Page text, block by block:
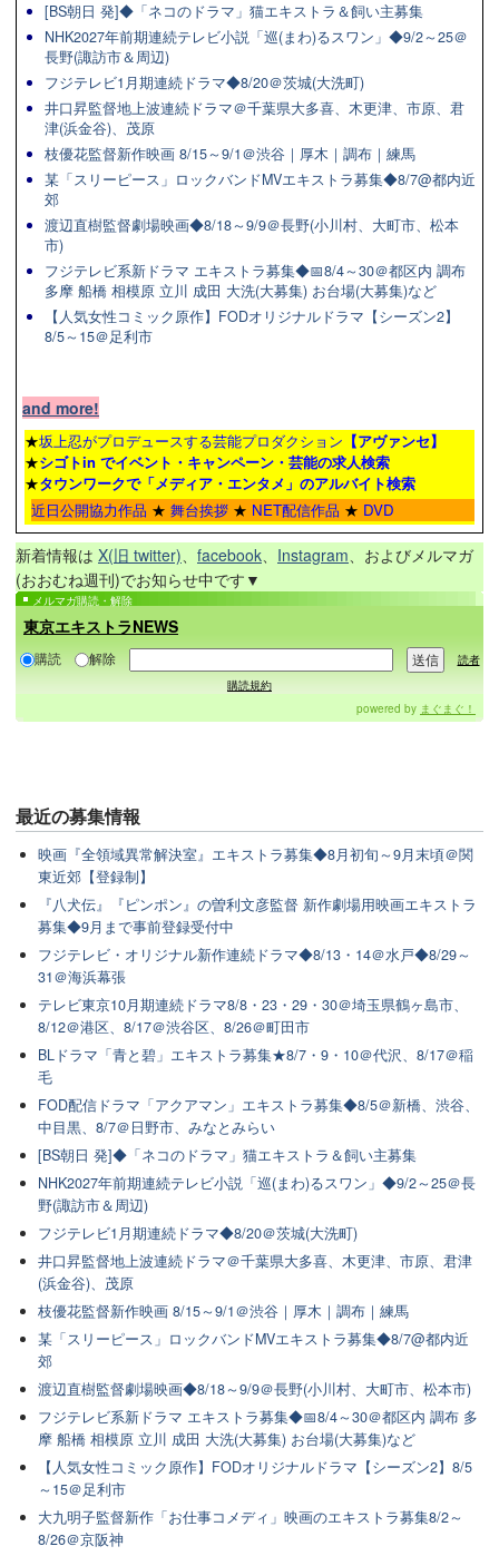
[BS朝日 発]◆「ネコのドラマ」猫エキストラ＆飼い主募集
NHK2027年前期連続テレビ小説「巡(まわ)るスワン」◆9/2～25＠
長野(諏訪市＆周辺)
フジテレビ1月期連続ドラマ◆8/20＠茨城(大洗町)
井口昇監督地上波連続ドラマ＠千葉県大多喜、木更津、市原、君
津(浜金谷)、茂原
枝優花監督新作映画 8/15～9/1＠渋谷｜厚木｜調布｜練馬
某「スリーピース」ロックバンドMVエキストラ募集◆8/7@都内近
郊
渡辺直樹監督劇場映画◆8/18～9/9＠長野(小川村、大町市、松本
市)
フジテレビ系新ドラマ エキストラ募集◆📅8/4～30＠都区内 調布
多摩 船橋 相模原 立川 成田 大洗(大募集) お台場(大募集)など
【人気女性コミック原作】FODオリジナルドラマ【シーズン2】
8/5～15＠足利市
and more!
★坂上忍がプロデュースする芸能プロダクション 【アヴァンセ】
★シゴトin でイベント・キャンペーン・芸能の求人検索
★タウンワークで「メディア・エンタメ」のアルバイト検索
近日公開協力作品 ★ 舞台挨拶 ★ NET配信作品 ★ DVD
新着情報は X(旧 twitter)、 facebook、 Instagram、およびメルマガ
(おおむね週刊)でお知らせ中です▼
メルマガ購読・解除
東京エキストラNEWS
購読 解除
読者
購読規約
powered by まぐまぐ！
最近の募集情報
映画『全領域異常解決室』エキストラ募集◆8月初旬～9月末頃＠関
東近郊【登録制】
『八犬伝』『ピンポン』の曽利文彦監督 新作劇場用映画エキストラ
募集◆9月まで事前登録受付中
フジテレビ・オリジナル新作連続ドラマ◆8/13・14＠水戸◆8/29～
31＠海浜幕張
テレビ東京10月期連続ドラマ8/8・23・29・30＠埼玉県鶴ヶ島市、
8/12＠港区、8/17＠渋谷区、8/26＠町田市
BLドラマ「青と碧」エキストラ募集★8/7・9・10＠代沢、8/17＠稲
毛
FOD配信ドラマ「アクアマン」エキストラ募集◆8/5＠新橋、渋谷、
中目黒、8/7＠日野市、みなとみらい
[BS朝日 発]◆「ネコのドラマ」猫エキストラ＆飼い主募集
NHK2027年前期連続テレビ小説「巡(まわ)るスワン」◆9/2～25＠長
野(諏訪市＆周辺)
フジテレビ1月期連続ドラマ◆8/20＠茨城(大洗町)
井口昇監督地上波連続ドラマ＠千葉県大多喜、木更津、市原、君津
(浜金谷)、茂原
枝優花監督新作映画 8/15～9/1＠渋谷｜厚木｜調布｜練馬
某「スリーピース」ロックバンドMVエキストラ募集◆8/7@都内近
郊
渡辺直樹監督劇場映画◆8/18～9/9＠長野(小川村、大町市、松本市)
フジテレビ系新ドラマ エキストラ募集◆📅8/4～30＠都区内 調布 多
摩 船橋 相模原 立川 成田 大洗(大募集) お台場(大募集)など
【人気女性コミック原作】FODオリジナルドラマ【シーズン2】8/5
～15＠足利市
大九明子監督新作「お仕事コメディ」映画のエキストラ募集8/2～
8/26＠京阪神